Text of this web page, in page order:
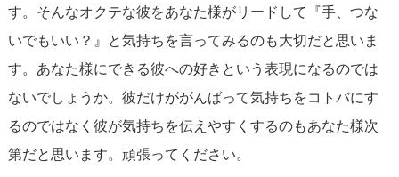
す。そんなオクテな彼をあなた様がリードして『手、つな
いでもいい？』と気持ちを言ってみるのも大切だと思いま
す。あなた様にできる彼への好きという表現になるのでは
ないでしょうか。彼だけががんばって気持ちをコトバにす
るのではなく彼が気持ちを伝えやすくするのもあなた様次
第だと思います。頑張ってください。